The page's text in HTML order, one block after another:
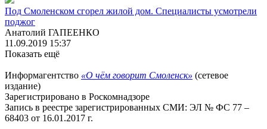
Под Смоленском сгорел жилой дом. Специалисты усмотрели
поджог
Анатолий ГАПЕЕНКО
11.09.2019 15:37
Показать ещё
Информагентство «О чём говорит Смоленск» (сетевое
издание)
Зарегистрировано в Роскомнадзоре
Запись в реестре зарегистрированных СМИ: ЭЛ № ФС 77 –
68403 от 16.01.2017 г.